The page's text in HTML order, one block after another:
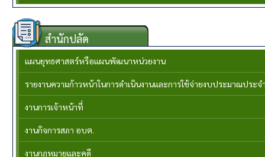
สำนักปลัด
แผนยุทธศาสตร์หรือแผนพัฒนาหน่วยงาน
รายงานความก้าวหน้าในการดำเนินงานและการใช้จ่ายงบประมาณประจ
งานการเจ้าหน้าที่
งานกิจการสภา อบต.
งานกฏหมายและคดี